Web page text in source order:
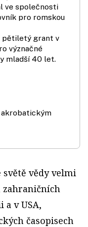
ve společnosti
pro romskou
pětiletý grant v
význačné
mladší 40 let.
akrobatickým
světě vědy velmi
zahraničních
v USA,
časopisech